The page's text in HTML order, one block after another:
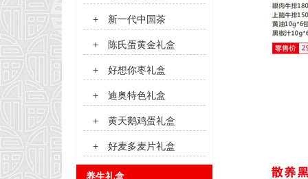
+ 新一代中国茶
+ 陈氏蛋黄金礼盒
+ 好想你枣礼盒
+ 迪奥特色礼盒
+ 黄天鹅鸡蛋礼盒
+ 好麦多麦片礼盒
养生礼盒